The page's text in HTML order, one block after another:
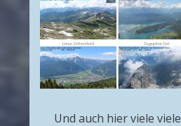
Und auch hier viele viele